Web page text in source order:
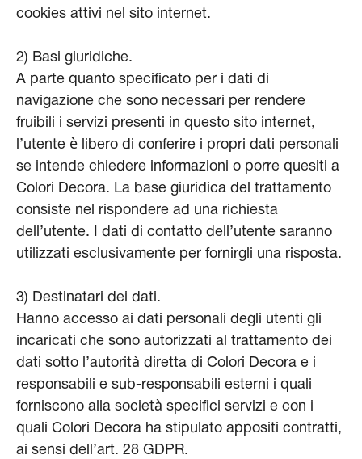
cookies attivi nel sito internet.
2) Basi giuridiche.
A parte quanto specificato per i dati di
navigazione che sono necessari per rendere
fruibili i servizi presenti in questo sito internet,
l’utente è libero di conferire i propri dati personali
se intende chiedere informazioni o porre quesiti a
Colori Decora. La base giuridica del trattamento
consiste nel rispondere ad una richiesta
dell’utente. I dati di contatto dell’utente saranno
utilizzati esclusivamente per fornirgli una risposta.
3) Destinatari dei dati.
Hanno accesso ai dati personali degli utenti gli
incaricati che sono autorizzati al trattamento dei
dati sotto l’autorità diretta di Colori Decora e i
responsabili e sub-responsabili esterni i quali
forniscono alla società specifici servizi e con i
quali Colori Decora ha stipulato appositi contratti,
ai sensi dell’art. 28 GDPR.